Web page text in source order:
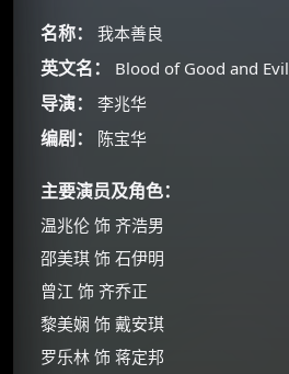
名称： 我本善良
英文名： Blood of Good and Evil
导演： 李兆华
编剧： 陈宝华
主要演员及角色：
温兆伦 饰 齐浩男
邵美琪 饰 石伊明
曾江 饰 齐乔正
黎美娴 饰 戴安琪
罗乐林 饰 蒋定邦